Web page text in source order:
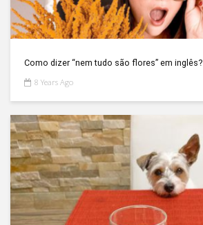
Como dizer “nem tudo são flores” em inglês?
8 Years Ago